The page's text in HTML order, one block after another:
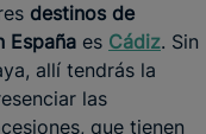
destinos de
España es Cádiz. Sin
allí tendrás la
las
que tienen